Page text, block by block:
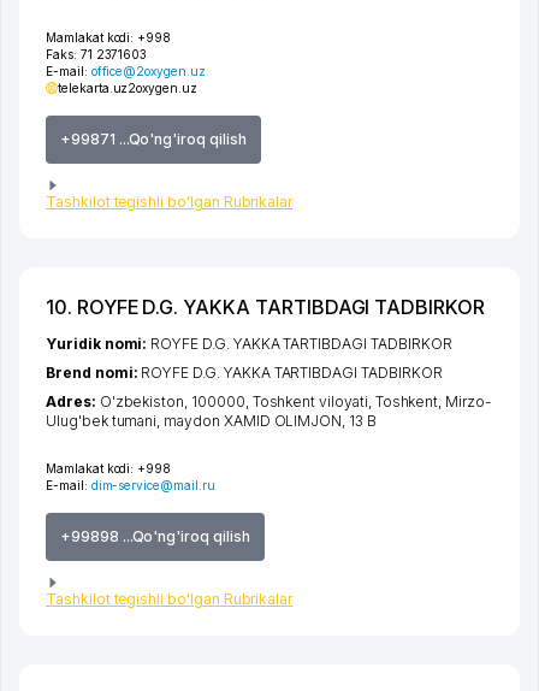
Mamlakat kodi: +998
Faks: 71 2371603
E-mail: office@2oxygen.uz
telekarta.uz2oxygen.uz
+99871 ...Qo'ng'iroq qilish
Tashkilot tegishli bo'lgan Rubrikalar
10. ROYFE D.G. YAKKA TARTIBDAGI TADBIRKOR
Mamlakat kodi: +998
E-mail: dim-service@mail.ru
+99898 ...Qo'ng'iroq qilish
Tashkilot tegishli bo'lgan Rubrikalar
Yuridik nomi: ROYFE D.G. YAKKA TARTIBDAGI TADBIRKOR
Brend nomi: ROYFE D.G. YAKKA TARTIBDAGI TADBIRKOR
Adres: O'zbekiston, 100000, Toshkent viloyati Toshkent Mirzo-
Ulug'bek tumani maydon XAMID OLIMJON , 13 B